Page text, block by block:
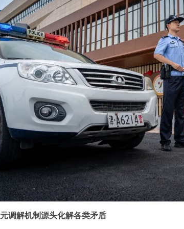
调解机制源头化解各类矛盾